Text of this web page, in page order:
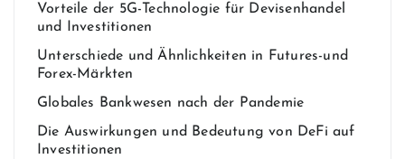
Vorteile der 5G-Technologie für Devisenhandel
und Investitionen
Unterschiede und Ähnlichkeiten in Futures-und
Forex-Märkten
Globales Bankwesen nach der Pandemie
Die Auswirkungen und Bedeutung von DeFi auf
Investitionen